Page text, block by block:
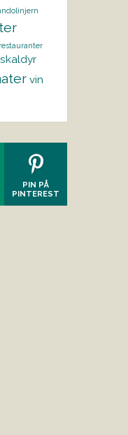
restauranter
skaldyr
vin
PIN PÅ
PINTEREST